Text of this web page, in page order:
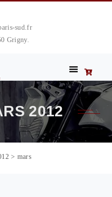
sud.fr
Grigny.
2012
> mars